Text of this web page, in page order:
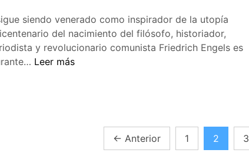
siendo venerado como inspirador de la utopía
del nacimiento del filósofo, historiador,
y revolucionario comunista Friedrich Engels es
200
Leer más
← Anterior 1 2 3